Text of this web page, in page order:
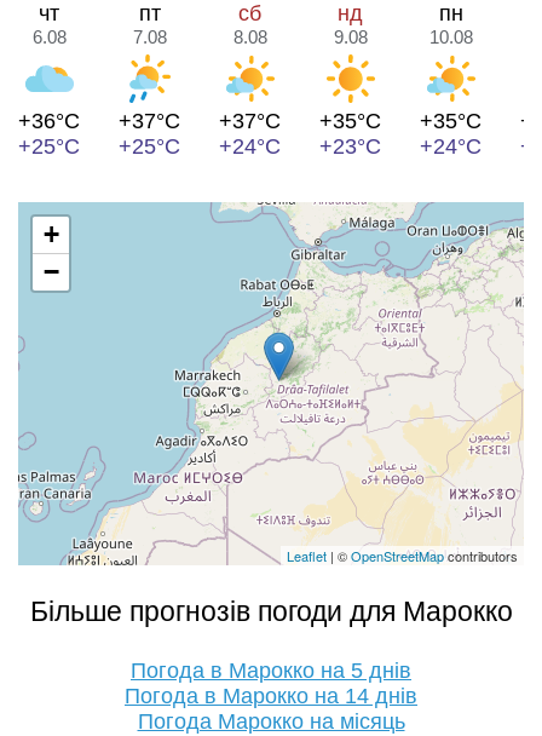
чт
6.08
+36°C
+25°C
пт
7.08
+37°C
+25°C
сб
8.08
+37°C
+24°C
нд
9.08
+35°C
+23°C
пн
10.08
+35°C
+24°C
+
−
Leaflet | ©OpenStreetMapcontributors
Більше прогнозів погоди для Марокко
Погода в Марокко на 5 днів
Погода в Марокко на 14 днів
Погода Марокко на місяць